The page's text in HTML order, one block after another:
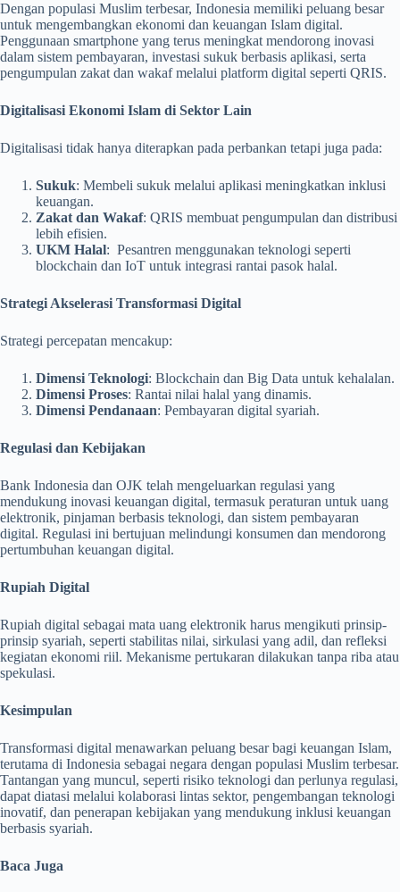
Dengan populasi Muslim terbesar, Indonesia memiliki peluang besar
untuk mengembangkan ekonomi dan keuangan Islam digital.
Penggunaan smartphone yang terus meningkat mendorong inovasi
dalam sistem pembayaran, investasi sukuk berbasis aplikasi, serta
pengumpulan zakat dan wakaf melalui platform digital seperti QRIS.
Digitalisasi Ekonomi Islam di Sektor Lain
Digitalisasi tidak hanya diterapkan pada perbankan tetapi juga pada:
Sukuk: Membeli sukuk melalui aplikasi meningkatkan inklusi
keuangan.
Zakat dan Wakaf: QRIS membuat pengumpulan dan distribusi
lebih efisien.
UKM Halal: Pesantren menggunakan teknologi seperti
blockchain dan IoT untuk integrasi rantai pasok halal.
Strategi Akselerasi Transformasi Digital
Strategi percepatan mencakup:
Dimensi Teknologi: Blockchain dan Big Data untuk kehalalan.
Dimensi Proses: Rantai nilai halal yang dinamis.
Dimensi Pendanaan: Pembayaran digital syariah.
Regulasi dan Kebijakan
Bank Indonesia dan OJK telah mengeluarkan regulasi yang
mendukung inovasi keuangan digital, termasuk peraturan untuk uang
elektronik, pinjaman berbasis teknologi, dan sistem pembayaran
digital. Regulasi ini bertujuan melindungi konsumen dan mendorong
pertumbuhan keuangan digital.
Rupiah Digital
Rupiah digital sebagai mata uang elektronik harus mengikuti prinsip-
prinsip syariah, seperti stabilitas nilai, sirkulasi yang adil, dan refleksi
kegiatan ekonomi riil. Mekanisme pertukaran dilakukan tanpa riba atau
spekulasi.
Kesimpulan
Transformasi digital menawarkan peluang besar bagi keuangan Islam,
terutama di Indonesia sebagai negara dengan populasi Muslim terbesar.
Tantangan yang muncul, seperti risiko teknologi dan perlunya regulasi,
dapat diatasi melalui kolaborasi lintas sektor, pengembangan teknologi
inovatif, dan penerapan kebijakan yang mendukung inklusi keuangan
berbasis syariah.
Baca Juga